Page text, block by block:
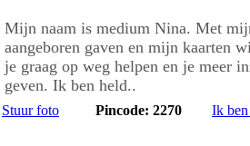
Mijn naam is medium Nina. Met
aangeboren gaven en mijn kaarten
je graag op weg helpen en je meer
geven. Ik ben held..
Stuur foto Pincode: 2270 Ik